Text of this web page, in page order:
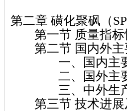
第二章 磺化聚砜（
第一节 质量指标
第二节 国内外主
一、国内主要
二、国外主要
三、中外生产
第三节 技术进展